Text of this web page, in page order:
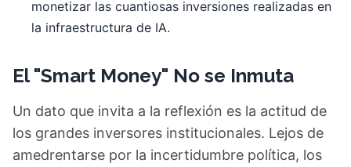
monetizar las cuantiosas inversiones realizadas en
la infraestructura de IA.
El "Smart Money" No se Inmuta
Un dato que invita a la reflexión es la actitud de
los grandes inversores institucionales. Lejos de
amedrentarse por la incertidumbre política, los